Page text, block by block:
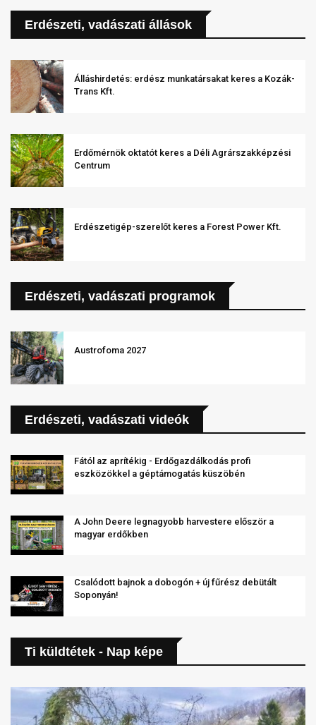
Erdészeti, vadászati állások
Álláshirdetés: erdész munkatársakat keres a Kozák-
Trans Kft.
Erdőmérnök oktatót keres a Déli Agrárszakképzési
Centrum
Erdészetigép-szerelőt keres a Forest Power Kft.
Erdészeti, vadászati programok
Austrofoma 2027
Erdészeti, vadászati videók
Fától az aprítékig - Erdőgazdálkodás profi
eszközökkel a géptámogatás küszöbén
A John Deere legnagyobb harvestere először a
magyar erdőkben
Csalódott bajnok a dobogón + új fűrész debütált
Soponyán!
Ti küldtétek - Nap képe